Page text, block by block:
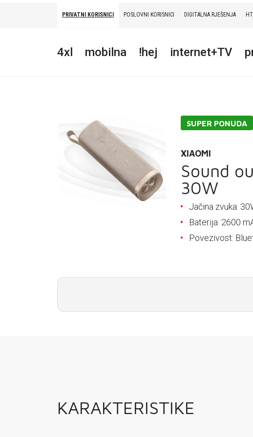
PRIVATNI KORISNICI POSLOVNI KORISNICI DIGITALNA RJEŠENJA
4xl mobilna !hej internet+TV
SUPER PONUDA
XIAOMI
Sound
30W
Jačina zvuka:
Baterija: 2600
Povezivost:
KARAKTERISTIKE